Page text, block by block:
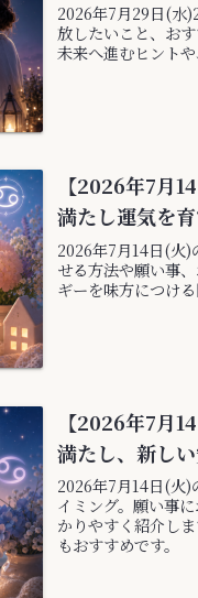
2026年7月29日(水
放したいこと、お
未来へ進むヒント
【2026年7月
満たし運気を
2026年7月14日(火)
せる方法や願い事
ギーを味方につけ
【2026年7月
満たし、新し
2026年7月14日(火)
イミング。願い事
かりやすく紹介し
もおすすめです。